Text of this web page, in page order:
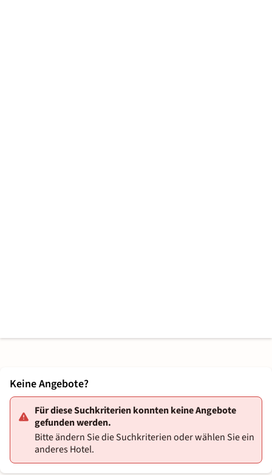
Keine Angebote?
Für diese Suchkriterien konnten keine Angebote
gefunden werden.
Bitte ändern Sie die Suchkriterien oder wählen Sie ein
anderes Hotel.